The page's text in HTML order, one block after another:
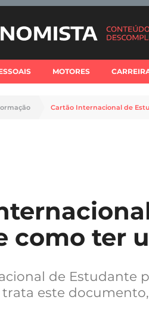
MOTORES
Cartão Internacional de
como ter
de Estudante
trata este